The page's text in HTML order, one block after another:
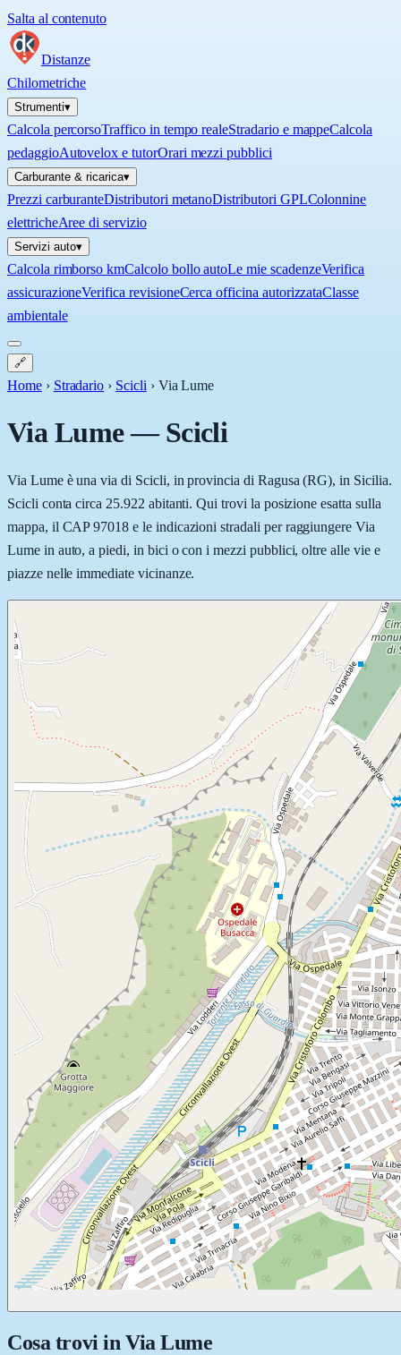
Salta al contenuto
Distanze
Chilometriche
Strumenti▾
Calcola percorsoTraffico in tempo realeStradario e mappeCalcola
pedaggioAutovelox e tutorOrari mezzi pubblici
Carburante & ricarica▾
Prezzi carburanteDistributori metanoDistributori GPLColonnine
elettricheAree di servizio
Servizi auto▾
Calcola rimborso kmCalcolo bollo autoLe mie scadenzeVerifica
assicurazioneVerifica revisioneCerca officina autorizzataClasse
ambientale
🔗
Home › Stradario › Scicli › Via Lume
Via Lume—Scicli
Via Lume è una via di Scicli, in provincia di Ragusa (RG), in Sicilia.
Scicli conta circa 25.922 abitanti. Qui trovi la posizione esatta sulla
mappa, il CAP 97018 e le indicazioni stradali per raggiungere Via
Lume in auto, a piedi, in bici o con i mezzi pubblici, oltre alle vie e
piazze nelle immediate vicinanze.
Cosa trovi in Via Lume